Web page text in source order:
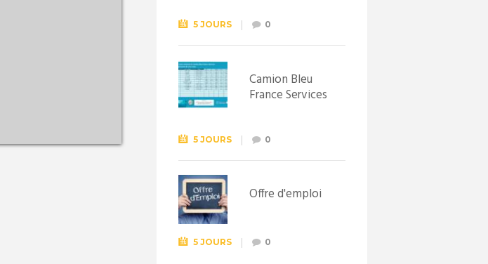
Lewarde, le 26
septembre !
5 JOURS 0
Camion Bleu
France Services
5 JOURS 0
Offre d'emploi
5 JOURS 0